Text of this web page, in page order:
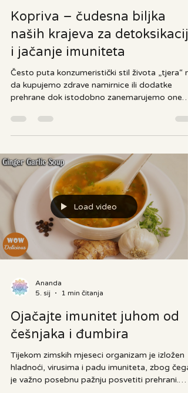
13. tra
3 min čitanja
Kopriva – čudesna biljka
naših krajeva za
i jačanje imuniteta
Često puta konzumeristički stil života „tjera“
prehrane dok istodobno zanemarujemo one
koje su nam praktički u vrtu, oko nas i
minerale i vitamine potrebne za naš
Proljeće je pravo vrijeme da iskoristimo sve
dobrobiti ove zdrave biljke. Kopriva (lat. Urtica)
je biljka iz porodice koprivovki. Najpoznatija
vrsta jest Urtica dioica ili obična kopriva. Kod
nas se ja
Load video
5. sij
1 min čitanja
Ojačajte imunitet juhom od
češnjaka i đumbira
Tijekom zimskih mjeseci organizam je izložen